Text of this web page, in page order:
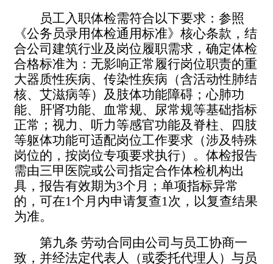
员工入职体检需符合以下要求：参照
《公务员录用体检通用标准》核心条款，结
合公司建筑行业及岗位履职需求，确定体检
合格标准为：无影响正常履行岗位职责的重
大器质性疾病、传染性疾病（含活动性肺结
核、艾滋病等）及肢体功能障碍；心肺功
能、肝肾功能、血常规、尿常规等基础指标
正常；视力、听力等感官功能及脊柱、四肢
等躯体功能可适配岗位工作要求（涉及特殊
岗位的，按岗位专项要求执行）。体检报告
需由三甲医院或公司指定合作体检机构出
具，报告有效期为3个月；单项指标异常
的，可在1个月内申请复查1次，以复查结果
为准。
第九条 劳动合同由公司与员工协商一
致，并经法定代表人（或委托代理人）与员